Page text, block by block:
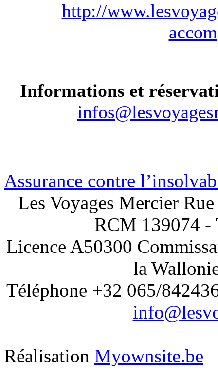
http://
Informations et
Assurance contre
Les Voyages Mercier
RCM 139074 -
Licence A50300
la
Téléphone +32 065/
Réalisation Myownsite.be